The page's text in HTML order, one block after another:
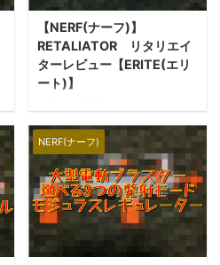
【NERF(ナーフ)】
RETALIATOR リタリエイ
ターレビュー【ERITE(エリ
ート)】
っつぁんぼうやです。 クリス
マスのお片付けとお正月の準
備でカオスな状態になっちゃ
う今日この頃、皆様いかがお
過ごしでしょうか？ 我が家は
新しいクリスマスツリーを片
付けつつ、新しいおこたにみ
かんで早々とお正月気分を堪
能しております(*´ω`*) 今回
NERF(ナーフ)